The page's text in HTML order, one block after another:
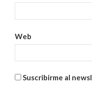
Web
Suscribirme al